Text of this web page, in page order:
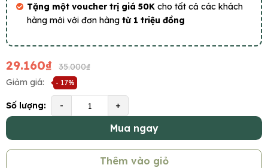
Tặng một voucher trị giá 50K cho tất cả các khách
hàng mới với đơn hàng từ 1 triệu đồng
29.160₫
35.000₫
Giảm giá:
- 17%
Số lượng: - +
Mua ngay
Thêm vào giỏ